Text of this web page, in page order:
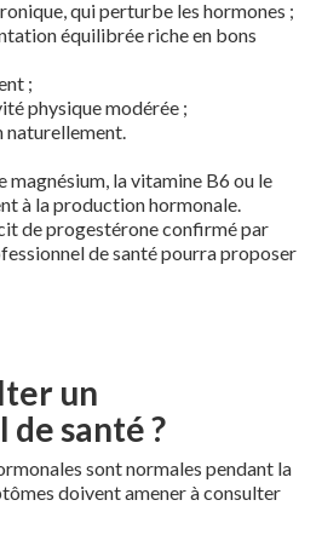
qui perturbe les hormones ;
équilibrée riche en bons
;
physique modérée ;
naturellement.
magnésium, la vitamine B6 ou le
à la production hormonale.
de progestérone confirmé par
de santé pourra proposer
un
santé ?
sont normales pendant la
doivent amener à consulter